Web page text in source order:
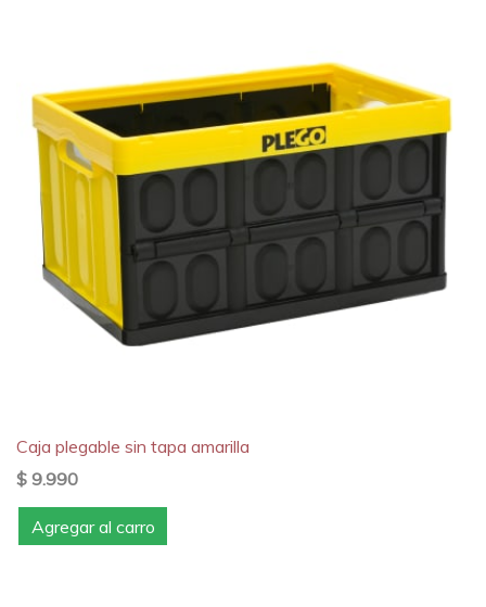
Caja plegable sin tapa amarilla
$ 9.990
Agregar al carro